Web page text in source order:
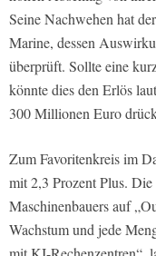
Seine Nachwehen hat
Marine, dessen
überprüft. Sollte eine
könnte dies den Erlös
300 Millionen Euro
Zum Favoritenkreis im
mit 2,3 Prozent Plus.
Maschinenbauers auf
Wachstum und jede